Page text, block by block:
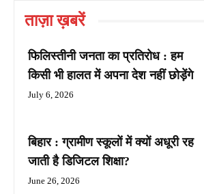
ताज़ा ख़बरें
फिलिस्तीनी जनता का प्रतिरोध : हम
किसी भी हालत में अपना देश नहीं छोड़ेंगे
July 6, 2026
बिहार : ग्रामीण स्कूलों में क्यों अधूरी रह
जाती है डिजिटल शिक्षा?
June 26, 2026